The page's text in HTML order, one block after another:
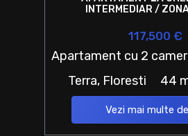
INTERMEDIAR /
117,500 €
Apartament cu 2
Terra, Floresti
44
Vezi mai multe